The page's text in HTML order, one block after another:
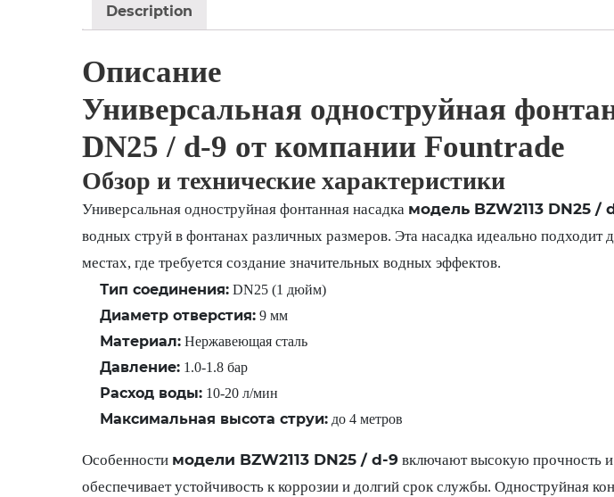
Description
Описание
Универсальная одноструйная
DN25 / d-9 от компании Fountrade
Обзор и технические характеристики
Универсальная одноструйная фонтанная насадка модель BZW2113 DN25 /
водных струй в фонтанах различных размеров. Эта насадка идеально
местах, где требуется создание значительных водных эффектов.
Тип соединения:DN25 (1 дюйм)
Диаметр отверстия:9 мм
Материал:Нержавеющая сталь
Давление:1.0-1.8 бар
Расход воды:10-20 л/мин
Максимальная высота струи:до 4 метров
Особенности модели BZW2113 DN25 / d-9включают высокую прочность и
обеспечивает устойчивость к коррозии и долгий срок службы. Одноструйная